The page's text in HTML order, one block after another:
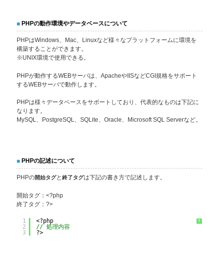
PHPの動作環境やデータベースについて
PHPはWindows、Mac、Linuxなど様々なプラットフォームに環境を
構築することができます。
※UNIX環境で使用できる。
PHPが動作するWEBサーバは、ApacheやIISなどCGI規格をサポート
するWEBサーバで動作します。
PHPは様々データベースをサポートしており、代表的なものは下記に
なります。
MySQL、PostgreSQL、SQLite、Oracle、Microsoft SQL Serverなど。
PHPの記述について
PHPの開始タグと終了タグは下記の書き方で記述します。
開始タグ：<?php
終了タグ：?>
?
1
2
3
<?php
// 処理内容
?>